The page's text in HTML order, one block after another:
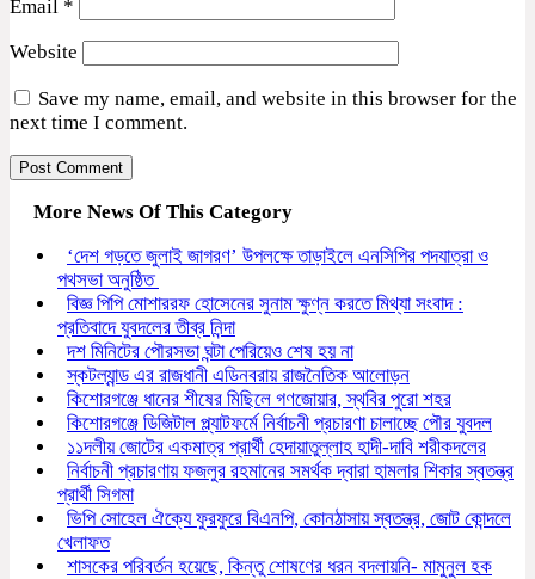
Email *
Website
Save my name, email, and website in this browser for the
next time I comment.
More News Of This Category
‘দেশ গড়তে জুলাই জাগরণ’ উপলক্ষে তাড়াইলে এনসিপির পদযাত্রা ও
পথসভা অনুষ্ঠিত
বিজ্ঞ পিপি মোশাররফ হোসেনের সুনাম ক্ষুণ্ন করতে মিথ্যা সংবাদ :
প্রতিবাদে যুবদলের তীব্র নিন্দা
দশ মিনিটের পৌরসভা ঘন্টা পেরিয়েও শেষ হয় না
স্কটল্যান্ড এর রাজধানী এডিনবরায় রাজনৈতিক আলোড়ন
কিশোরগঞ্জে ধানের শীষের মিছিলে গণজোয়ার, স্থবির পুরো শহর
কিশোরগঞ্জে ডিজিটাল প্ল্যাটফর্মে নির্বাচনী প্রচারণা চালাচ্ছে পৌর যুবদল
১১দলীয় জোটের একমাত্র প্রার্থী হেদায়াতুল্লাহ হাদী-দাবি শরীকদলের
নির্বাচনী প্রচারণায় ফজলুর রহমানের সমর্থক দ্বারা হামলার শিকার স্বতন্ত্র
প্রার্থী সিগমা
ভিপি সোহেল ঐক্যে ফুরফুরে বিএনপি, কোনঠাসায় স্বতন্ত্র, জোট কোন্দলে
খেলাফত
শাসকের পরিবর্তন হয়েছে, কিন্তু শোষণের ধরন বদলায়নি- মামুনুল হক